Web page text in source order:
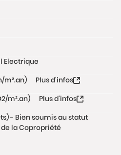
Electrique
m².an)
Plus d'infos
m².an)
Plus d'infos
- Bien soumis au statut
la Copropriété